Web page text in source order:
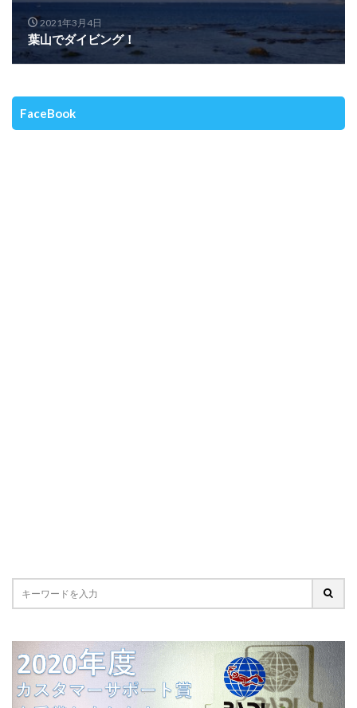
2021年3月4日
葉山でダイビング！
FaceBook